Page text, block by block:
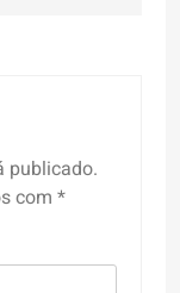
publicado.
com *